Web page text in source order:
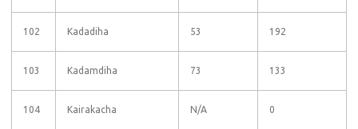
102 Kadadiha 53 192
103 Kadamdiha 73 133
104 Kairakacha N/A 0